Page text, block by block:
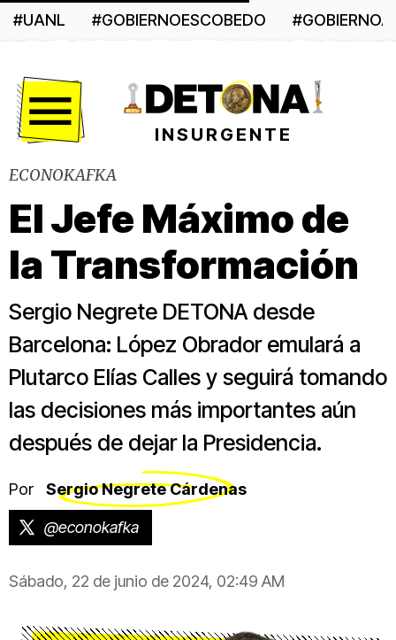
#UANL #GOBIERNOESCOBEDO
INSURGENTE
ECONOKAFKA
El Jefe Máximo de
la Transformación
Sergio Negrete DETONA desde
Barcelona: López Obrador emulará a
Plutarco Elías Calles y seguirá tomando
las decisiones más importantes aún
después de dejar la Presidencia.
Por Sergio Negrete Cárdenas
@econokafka
Sábado, 22 de junio de 2024, 02:49 AM